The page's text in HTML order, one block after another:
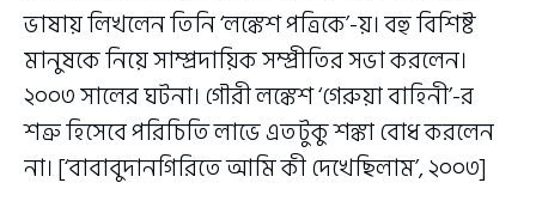
ভাষায় লিখলেন তিনি ‘লঙ্কেশ পত্রিকে’-য়। বহু বিশিষ্ট
মানুষকে নিয়ে সাম্প্রদায়িক সম্প্রীতির সভা করলেন।
২০০৩ সালের ঘটনা। গৌরী লঙ্কেশ ‘গেরুয়া বাহিনী’-র
শত্রু হিসেবে পরিচিতি লাভে এতটুকু শঙ্কা বোধ করলেন
না। [‘বাবাবুদানগিরিতে আমি কী দেখেছিলাম’, ২০০৩]